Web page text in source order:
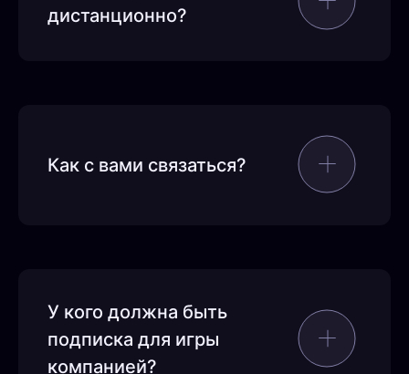
дистанционно?
Как с вами связаться?
У кого должна быть
подписка для игры
компанией?